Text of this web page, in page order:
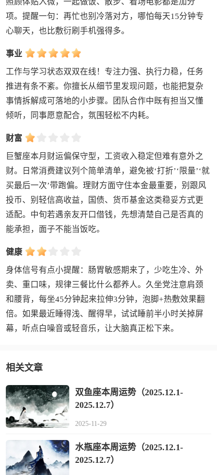
照顾体贴入微，一起做饭、散步、看场电影都是加分
项。提醒一句：再忙也别冷落对方，哪怕每天15分钟专
心聊天，也比敷衍刷手机强得多。
事业
工作与学习状态双双在线！专注力强、执行力稳，任务
推进有条不紊。你擅长从细节里发现问题，也能把复杂
事情拆解成可落地的小步骤。团队合作中既有担当又懂
倾听，同事愿意配合，氛围轻松不内耗。
财富
巨蟹座本月财运偏保守型，工资收入稳定但难有意外之
财。日常消费建议列个简单清单，避免被‘打折’‘限量’‘就
买最后一次’带跑偏。理财方面守住本金最重要，别跟风
投币、别轻信高收益，国债、货币基金这类稳妥方式更
适配。中旬若遇亲友开口借钱，先想清楚自己是否真的
能承担，面子不能当饭吃。
健康
身体信号有点小提醒：肠胃敏感期来了，少吃生冷、外
卖、重口味，规律三餐比什么都养人。久坐党注意肩颈
和腰背，每坐45分钟起来拉伸3分钟，泡脚+热敷效果翻
倍。如果最近睡得浅、醒得早，试试睡前半小时关掉屏
幕，听点白噪音或轻音乐，让大脑真正松下来。
相关文章
双鱼座本周运势（2025.12.1-
2025.12.7）
2025-11-29
水瓶座本周运势（2025.12.1-
2025.12.7）